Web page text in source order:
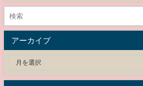
アーカイブ